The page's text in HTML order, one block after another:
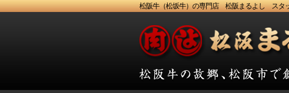
松阪牛（松坂牛）の専門店 松阪まるよし スタ